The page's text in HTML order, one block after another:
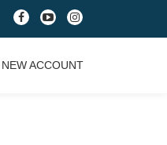
fa-
facebook
fa-
youtube-
play
fa-
instagram
ACCOUNT